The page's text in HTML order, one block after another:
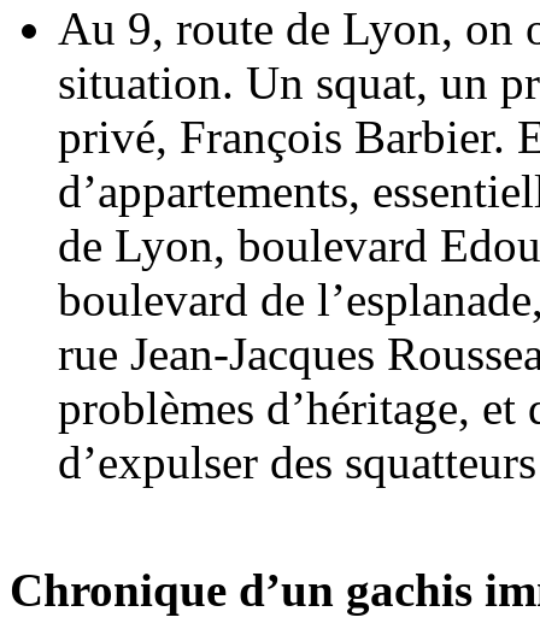
Au 9, route de Lyon, on
situation. Un squat, un
privé, François Barbier.
d’appartements,
de Lyon, boulevard
boulevard de
rue Jean-Jacques
problèmes d’héritage,
d’expulser des
Chronique d’un gachis